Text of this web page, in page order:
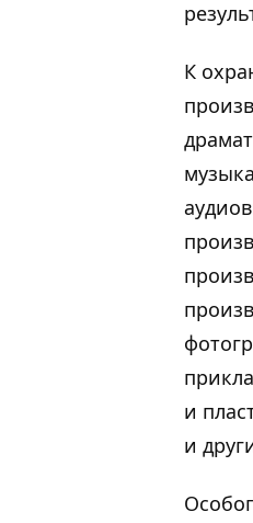
К
и
и